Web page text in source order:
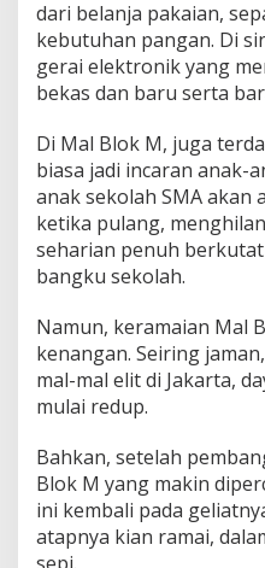
dari belanja pakaian,
kebutuhan pangan. Di
gerai elektronik yang
bekas dan baru serta
Di Mal Blok M, juga
biasa jadi incaran anak-
anak sekolah SMA akan
ketika pulang,
seharian penuh
bangku sekolah.
Namun, keramaian Mal
kenangan. Seiring
mal-mal elit di Jakarta,
mulai redup.
Bahkan, setelah
Blok M yang makin
ini kembali pada
atapnya kian ramai,